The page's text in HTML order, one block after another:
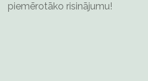
piemērotāko risinājumu!